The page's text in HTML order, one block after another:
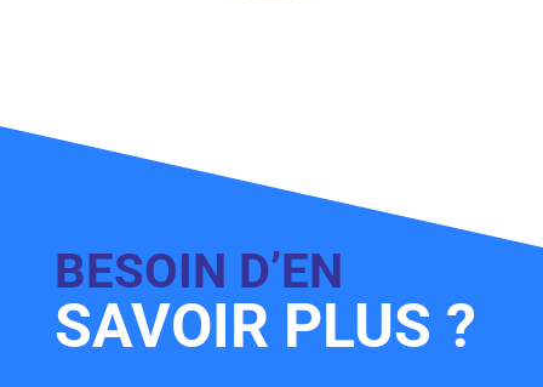
BESOIN D’EN
SAVOIR PLUS ?